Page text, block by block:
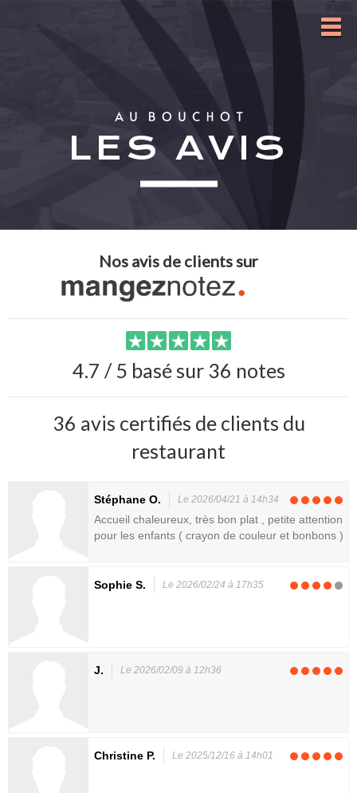
LES AVIS
Nos avis de clients sur
4.7 / 5 basé sur 36 notes
36 avis certifiés de clients du
restaurant
Stéphane O. Le 2026/04/21 à 14h34
Accueil chaleureux, très bon plat , petite attention
pour les enfants ( crayon de couleur et bonbons )
Sophie S. Le 2026/02/24 à 17h35
J. Le 2026/02/09 à 12h36
Christine P. Le 2025/12/16 à 14h01